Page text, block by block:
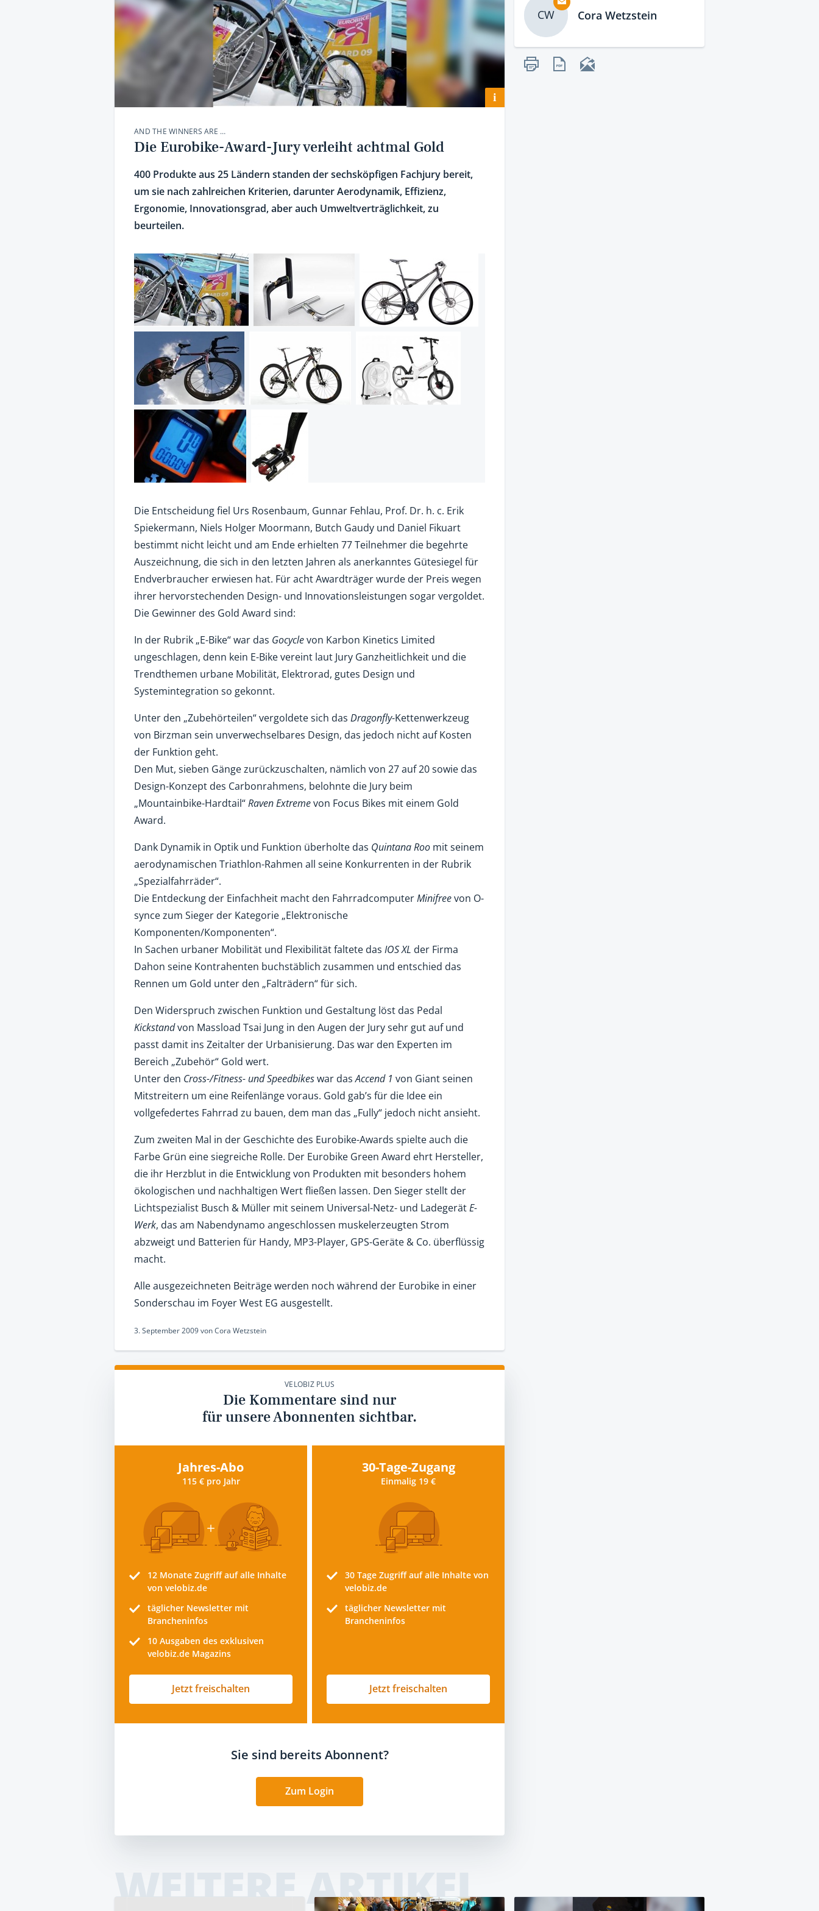
i
AND THE WINNERS ARE …
Die Eurobike-Award-Jury verleiht achtmal Gold
400 Produkte aus 25 Ländern standen der sechsköpfigen Fachjury bereit,
um sie nach zahlreichen Kriterien, darunter Aerodynamik, Effizienz,
Ergonomie, Innovationsgrad, aber auch Umweltverträglichkeit, zu
beurteilen.
Die Entscheidung fiel Urs Rosenbaum, Gunnar Fehlau, Prof. Dr. h. c. Erik
Spiekermann, Niels Holger Moormann, Butch Gaudy und Daniel Fikuart
bestimmt nicht leicht und am Ende erhielten 77 Teilnehmer die begehrte
Auszeichnung, die sich in den letzten Jahren als anerkanntes Gütesiegel für
Endverbraucher erwiesen hat. Für acht Awardträger wurde der Preis wegen
ihrer hervorstechenden Design- und Innovationsleistungen sogar vergoldet.
Die Gewinner des Gold Award sind:
In der Rubrik „E-Bike“ war das Gocyclevon Karbon Kinetics Limited
ungeschlagen, denn kein E-Bike vereint laut Jury Ganzheitlichkeit und die
Trendthemen urbane Mobilität, Elektrorad, gutes Design und
Systemintegration so gekonnt.
Unter den „Zubehörteilen“ vergoldete sich das Dragonfly-Kettenwerkzeug
von Birzman sein unverwechselbares Design, das jedoch nicht auf Kosten
der Funktion geht.
Den Mut, sieben Gänge zurückzuschalten, nämlich von 27 auf 20 sowie das
Design-Konzept des Carbonrahmens, belohnte die Jury beim
„Mountainbike-Hardtail“Raven Extremevon Focus Bikes mit einem Gold
Award.
Dank Dynamik in Optik und Funktion überholte das Quintana Roo mit seinem
aerodynamischen Triathlon-Rahmen all seine Konkurrenten in der Rubrik
„Spezialfahrräder“.
Die Entdeckung der Einfachheit macht den FahrradcomputerMinifreevon O-
synce zum Sieger der Kategorie „Elektronische
Komponenten/Komponenten“.
In Sachen urbaner Mobilität und Flexibilität faltete das IOS XL der Firma
Dahon seine Kontrahenten buchstäblich zusammen und entschied das
Rennen um Gold unter den „Falträdern“ für sich.
Den Widerspruch zwischen Funktion und Gestaltung löst das Pedal
Kickstandvon Massload Tsai Jung in den Augen der Jury sehr gut auf und
passt damit ins Zeitalter der Urbanisierung. Das war den Experten im
Bereich „Zubehör“ Gold wert.
Unter den Cross-/Fitness- und Speedbikeswar dasAccend 1 von Giant seinen
Mitstreitern um eine Reifenlänge voraus. Gold gab’s für die Idee ein
vollgefedertes Fahrrad zu bauen, dem man das „Fully“ jedoch nicht ansieht.
Zum zweiten Mal in der Geschichte des Eurobike-Awards spielte auch die
Farbe Grün eine siegreiche Rolle. Der Eurobike Green Award ehrt Hersteller,
die ihr Herzblut in die Entwicklung von Produkten mit besonders hohem
ökologischen und nachhaltigen Wert fließen lassen. Den Sieger stellt der
Lichtspezialist Busch & Müller mit seinem Universal-Netz- und LadegerätE-
Werk, das am Nabendynamo angeschlossen muskelerzeugten Strom
abzweigt und Batterien für Handy, MP3-Player, GPS-Geräte & Co. überflüssig
macht.
Alle ausgezeichneten Beiträge werden noch während der Eurobike in einer
Sonderschau im Foyer West EG ausgestellt.
3. September 2009vonCora Wetzstein
VELOBIZ PLUS
Die Kommentare sind nur
für unsere Abonnenten sichtbar.
Jahres-Abo
115 € pro Jahr
12 Monate Zugriff auf alle Inhalte
von velobiz.de
täglicher Newsletter mit
Brancheninfos
10 Ausgaben des exklusiven
velobiz.de Magazins
Jetzt freischalten
30-Tage-Zugang
Einmalig 19 €
30 Tage Zugriff auf alle Inhalte von
velobiz.de
täglicher Newsletter mit
Brancheninfos
Jetzt freischalten
Sie sind bereits Abonnent?
Zum Login
CW Cora Wetzstein
WEITERE ARTIKEL